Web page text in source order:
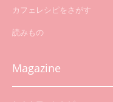
カフェレシピをさがす
読みもの
Magazine